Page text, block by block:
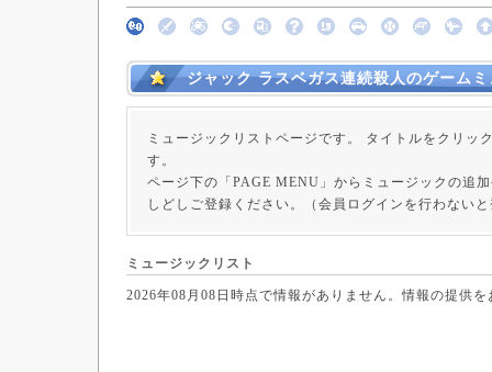
ジャック ラスベガス連続殺人のゲーム
ミュージックリストページです。 タイトルをクリッ
す。
ページ下の「PAGE MENU」からミュージックの追
しどしご登録ください。（会員ログインを行わない
ミュージックリスト
2026年08月08日時点で情報がありません。情報の提供